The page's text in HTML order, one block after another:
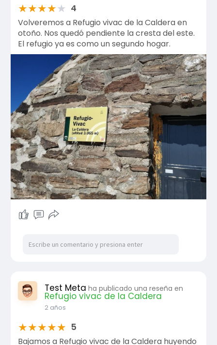
★★★★★ 4
Volveremos a Refugio vivac de la Caldera en
otoño. Nos quedó pendiente la cresta del este.
El refugio ya es como un segundo hogar.
Test Meta ha publicado una reseña en
Refugio vivac de la Caldera
2 años
★★★★★ 5
Bajamos a Refugio vivac de la Caldera huyendo